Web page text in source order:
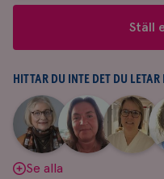
&
svar
Ställ
HITTAR DU INTE DET DU LETAR
Aina
Johnsson
|
Anne
Andersson
Fredrika
Killander
|
Se alla